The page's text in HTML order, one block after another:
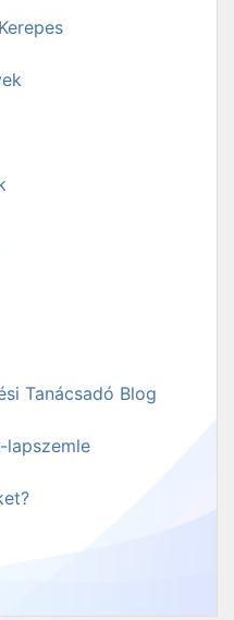
Tanácsadó Blog
lapszemle